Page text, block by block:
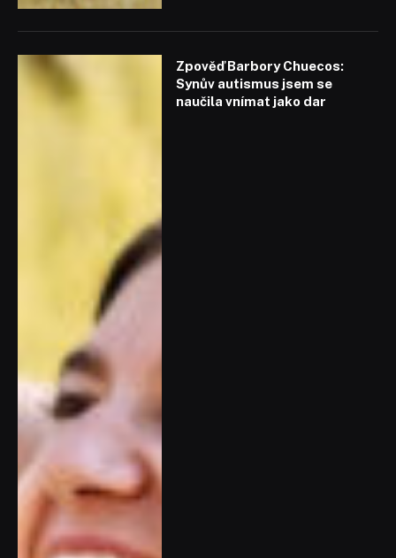
Zpověď Barbory Chuecos:
Synův autismus jsem se
naučila vnímat jako dar